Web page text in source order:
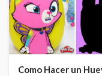
Como Hacer un